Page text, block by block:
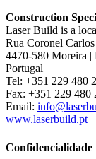
Construction
Laser Build is a
Rua Coronel
4470-580 Moreira |
Portugal
Tel: +351 229 480
Fax: +351 229 480
Email:
www.laserbuild.pt
Confidencialidade